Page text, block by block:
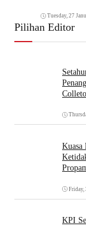
Tuesday, 27
Pilihan Editor
Kuasa
Friday,
KPI